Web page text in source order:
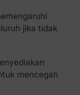
jika tidak
mencegah